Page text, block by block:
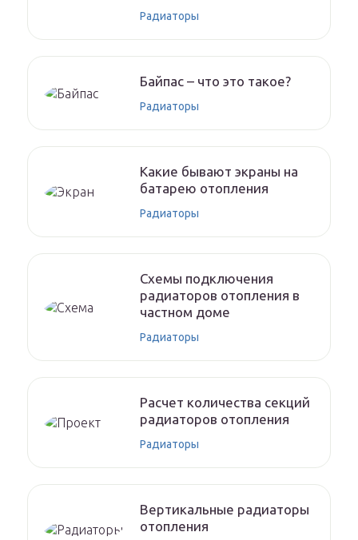
Радиаторы
Байпас – что это такое?
Радиаторы
Какие бывают экраны на
батарею отопления
Радиаторы
Схемы подключения
радиаторов отопления в
частном доме
Радиаторы
Расчет количества секций
радиаторов отопления
Радиаторы
Вертикальные радиаторы
отопления